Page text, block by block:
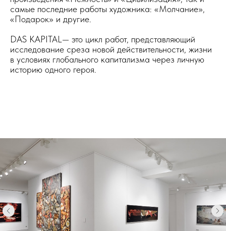
самые последние работы художника: «Молчание»,
«Подарок» и другие.
DAS KAPITAL— это цикл работ, представляющий
исследование среза новой действительности, жизни
в условиях глобального капитализма через личную
историю одного героя.